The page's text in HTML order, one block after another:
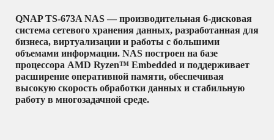
QNAP TS-673A NAS — производительная 6-дисковая
система сетевого хранения данных, разработанная для
бизнеса, виртуализации и работы с большими
объемами информации. NAS построен на базе
процессора AMD Ryzen™ Embedded и поддерживает
расширение оперативной памяти, обеспечивая
высокую скорость обработки данных и стабильную
работу в многозадачной среде.